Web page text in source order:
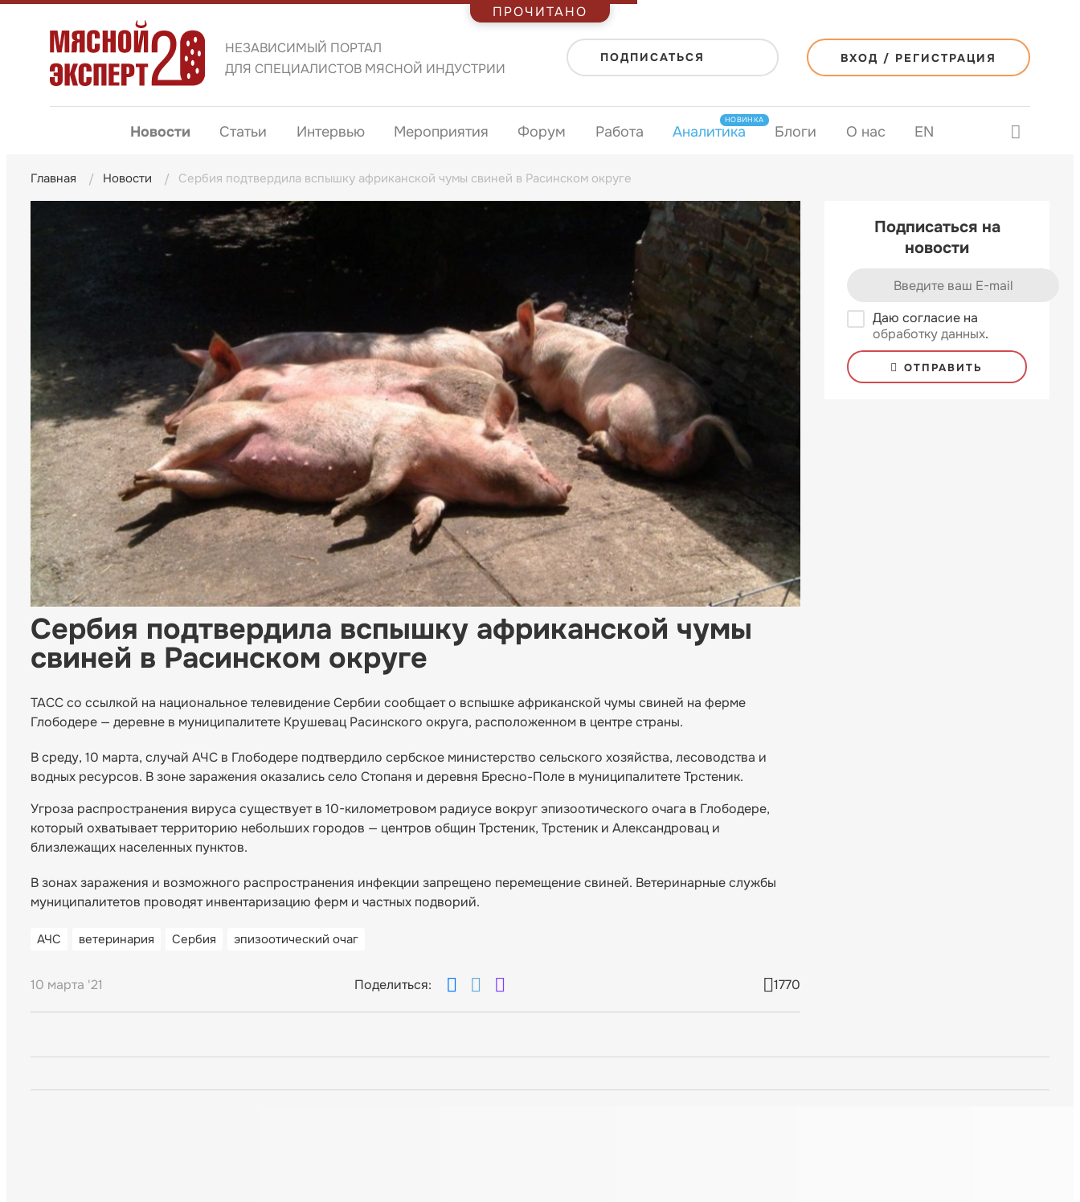
НЕЗАВИСИМЫЙ ПОРТАЛ
ДЛЯ СПЕЦИАЛИСТОВ МЯСНОЙ ИНДУСТРИИ
ПОДПИСАТЬСЯ ВХОД / РЕГИСТРАЦИЯ
Новости Статьи Интервью Мероприятия Форум Работа Аналитика
НОВИНКА
Блоги О нас EN
Главная Новости Сербия подтвердила вспышку африканской чумы свиней в Расинском округе
Сербия подтвердила вспышку африканской чумы
свиней в Расинском округе
ТАСС со ссылкой на национальное телевидение Сербии сообщает о вспышке африканской чумы свиней на ферме
Глободере — деревне в муниципалитете Крушевац Расинского округа, расположенном в центре страны.
В среду, 10 марта, случай АЧС в Глободере подтвердило сербское министерство сельского хозяйства, лесоводства и
водных ресурсов. В зоне заражения оказались село Стопаня и деревня Бресно-Поле в муниципалитете Трстеник.
Угроза распространения вируса существует в 10-километровом радиусе вокруг эпизоотического очага в Глободере,
который охватывает территорию небольших городов — центров общин Трстеник, Трстеник и Александровац и
близлежащих населенных пунктов.
В зонах заражения и возможного распространения инфекции запрещено перемещение свиней. Ветеринарные службы
муниципалитетов проводят инвентаризацию ферм и частных подворий.
АЧС ветеринария Сербия эпизоотический очаг
10 марта '21 Поделиться: 1770
Подписаться на
новости
Даю согласие на
обработку данных.
ОТПРАВИТЬ
ПРОЧИТАНО